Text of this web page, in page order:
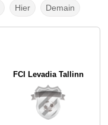
Hier Demain
FCI Levadia Tallinn